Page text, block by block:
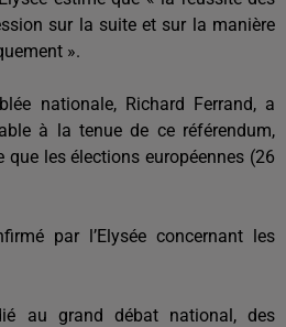
sur la suite et sur la manière
».
nationale, Richard Ferrand, a
à la tenue de ce référendum,
les élections européennes (26
par l’Elysée concernant les
au grand débat national, des